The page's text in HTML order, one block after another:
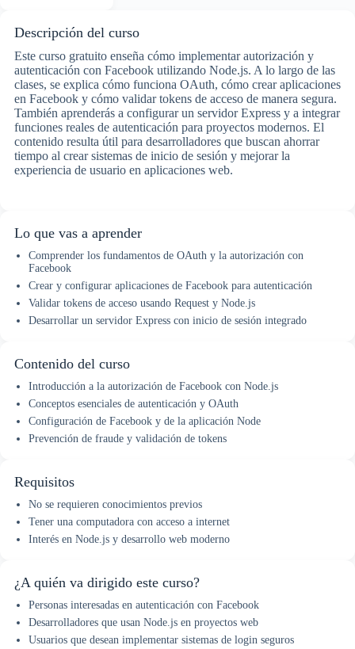
Descripción del curso
Este curso gratuito enseña cómo implementar autorización y
autenticación con Facebook utilizando Node.js. A lo largo de las
clases, se explica cómo funciona OAuth, cómo crear aplicaciones
en Facebook y cómo validar tokens de acceso de manera segura.
También aprenderás a configurar un servidor Express y a integrar
funciones reales de autenticación para proyectos modernos. El
contenido resulta útil para desarrolladores que buscan ahorrar
tiempo al crear sistemas de inicio de sesión y mejorar la
experiencia de usuario en aplicaciones web.
Lo que vas a aprender
Comprender los fundamentos de OAuth y la autorización con
Facebook
Crear y configurar aplicaciones de Facebook para autenticación
Validar tokens de acceso usando Request y Node.js
Desarrollar un servidor Express con inicio de sesión integrado
Contenido del curso
Introducción a la autorización de Facebook con Node.js
Conceptos esenciales de autenticación y OAuth
Configuración de Facebook y de la aplicación Node
Prevención de fraude y validación de tokens
Requisitos
No se requieren conocimientos previos
Tener una computadora con acceso a internet
Interés en Node.js y desarrollo web moderno
¿A quién va dirigido este curso?
Personas interesadas en autenticación con Facebook
Desarrolladores que usan Node.js en proyectos web
Usuarios que desean implementar sistemas de login seguros